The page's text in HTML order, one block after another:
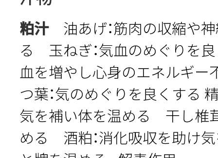
粕汁油あげ：筋肉の収縮や
る 玉ねぎ：気血のめぐりを
血を増やし心身のエネルギ
つ葉：気のめぐりを良くする
気を補い体を温める 干し椎
める 酒粕：消化吸収を助け気